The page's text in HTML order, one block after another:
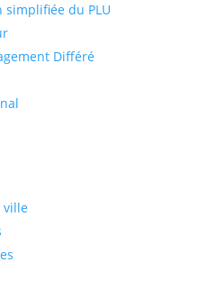
du PLU
Différé
ville